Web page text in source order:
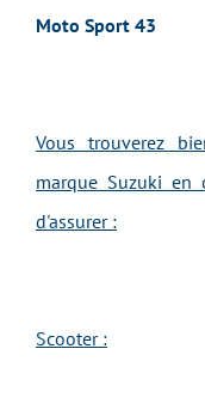
Moto Sport 43
Vous trouverez
marque Suzuki en
d'assurer :
Scooter :